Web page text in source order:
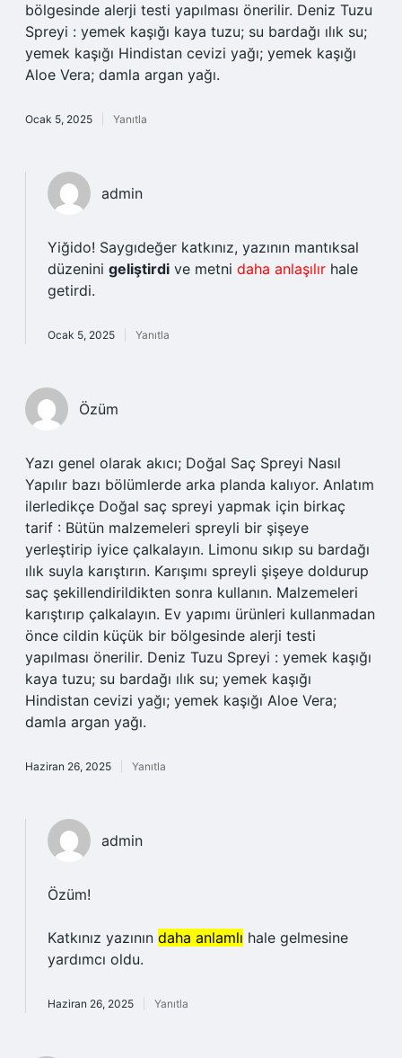
bölgesinde alerji testi yapılması önerilir. Deniz Tuzu
Spreyi : yemek kaşığı kaya tuzu; su bardağı ılık su;
yemek kaşığı Hindistan cevizi yağı; yemek kaşığı
Aloe Vera; damla argan yağı.
Ocak 5, 2025 Yanıtla
admin
Yiğido! Saygıdeğer katkınız, yazının mantıksal
düzenini geliştirdi ve metni daha anlaşılır hale
getirdi.
Ocak 5, 2025 Yanıtla
Özüm
Yazı genel olarak akıcı; Doğal Saç Spreyi Nasıl
Yapılır bazı bölümlerde arka planda kalıyor. Anlatım
ilerledikçe Doğal saç spreyi yapmak için birkaç
tarif : Bütün malzemeleri spreyli bir şişeye
yerleştirip iyice çalkalayın. Limonu sıkıp su bardağı
ılık suyla karıştırın. Karışımı spreyli şişeye doldurup
saç şekillendirildikten sonra kullanın. Malzemeleri
karıştırıp çalkalayın. Ev yapımı ürünleri kullanmadan
önce cildin küçük bir bölgesinde alerji testi
yapılması önerilir. Deniz Tuzu Spreyi : yemek kaşığı
kaya tuzu; su bardağı ılık su; yemek kaşığı
Hindistan cevizi yağı; yemek kaşığı Aloe Vera;
damla argan yağı.
Haziran 26, 2025 Yanıtla
admin
Özüm!
Katkınız yazının daha anlamlı hale gelmesine
yardımcı oldu.
Haziran 26, 2025 Yanıtla